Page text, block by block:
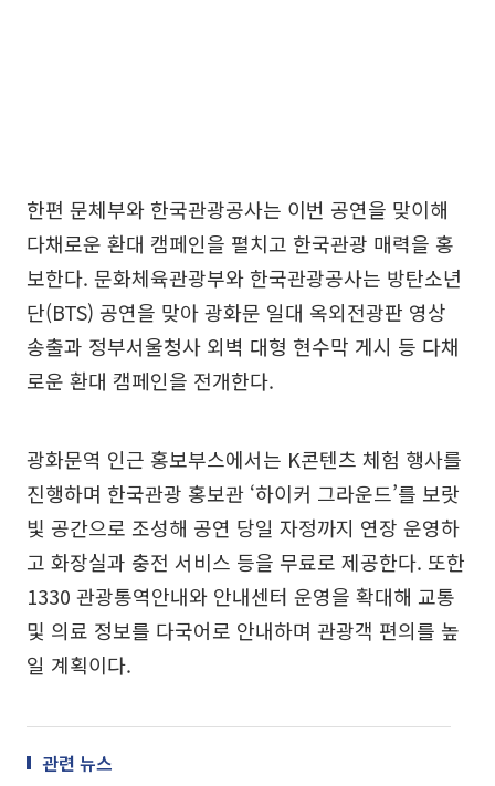
한편 문체부와 한국관광공사는 이번 공연을 맞이해
다채로운 환대 캠페인을 펼치고 한국관광 매력을 홍
보한다. 문화체육관광부와 한국관광공사는 방탄소년
단(BTS) 공연을 맞아 광화문 일대 옥외전광판 영상
송출과 정부서울청사 외벽 대형 현수막 게시 등 다채
로운 환대 캠페인을 전개한다.
광화문역 인근 홍보부스에서는 K콘텐츠 체험 행사를
진행하며 한국관광 홍보관 ‘하이커 그라운드’를 보랏
빛 공간으로 조성해 공연 당일 자정까지 연장 운영하
고 화장실과 충전 서비스 등을 무료로 제공한다. 또한
1330 관광통역안내와 안내센터 운영을 확대해 교통
및 의료 정보를 다국어로 안내하며 관광객 편의를 높
일 계획이다.
관련 뉴스